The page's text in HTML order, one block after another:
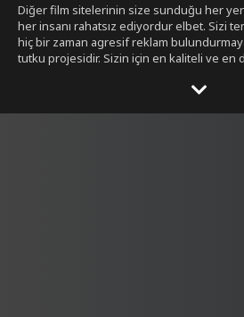
Diğer film sitelerinin size sunduğu her
her insanı rahatsız ediyordur elbet. Sizi
hiç bir zaman agresif reklam
tutku projesidir. Sizin için en kaliteli ve en